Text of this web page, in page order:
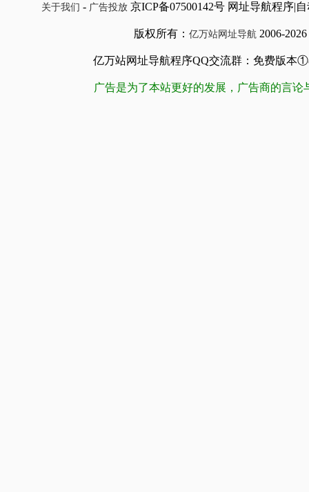
关于我们 - 广告投放京ICP备07500142号 网址导航程序|
版权所有： 亿万站网址导航 2006-2026
亿万站网址导航程序QQ交流群：免费版本
广告是为了本站更好的发展，广告商的言